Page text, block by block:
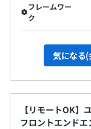
フレームワー
ク
気になる(
【リモートOK】
フロントエンド